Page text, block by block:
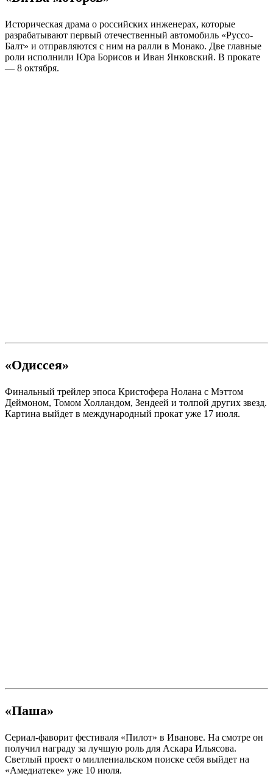
Историческая драма о российских инженерах, которые
разрабатывают первый отечественный автомобиль «Руссо-
Балт» и отправляются с ним на ралли в Монако. Две главные
роли исполнили Юра Борисов и Иван Янковский. В прокате
— 8 октября.
«Одиссея»
Финальный трейлер эпоса Кристофера Нолана с Мэттом
Деймоном, Томом Холландом, Зендеей и толпой других звезд.
Картина выйдет в международный прокат уже 17 июля.
«Паша»
Сериал-фаворит фестиваля «Пилот» в Иванове. На смотре он
получил награду за лучшую роль для Аскара Ильясова.
Светлый проект о миллениальском поиске себя выйдет на
«Амедиатеке» уже 10 июля.